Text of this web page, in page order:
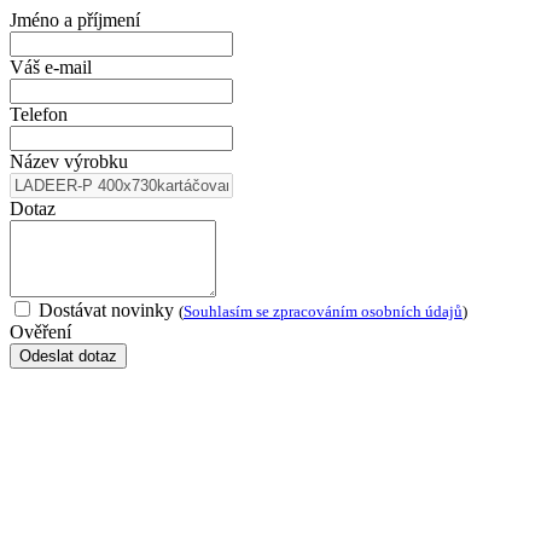
Jméno a příjmení
Váš e-mail
Telefon
Název výrobku
Dotaz
Dostávat novinky (Souhlasím se zpracováním osobních údajů)
Ověření